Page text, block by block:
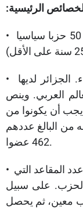
الرئيسية:
• شارك في الانتخابات 11334 مرشحا من 50 حزبا سياسيا
• هناك أكثر من 500 3 مرشحة من النساء. الجزائر لديها
العربي. وينص
يجب أن يكونوا من
هناك ما لا يقل عن 140 نائبه من البالغ عددهم
462 عضوا.
• يستخدم نظام التمثيل النسبي حيث يرتبط عدد المقاعد التي
الحزب. على سبيل
حزب معين، ثم يحصل